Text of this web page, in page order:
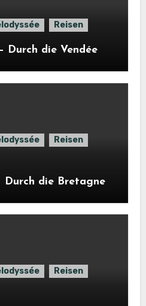
Reisen
Durch die Vendée
Reisen
Durch die Bretagne
Reisen